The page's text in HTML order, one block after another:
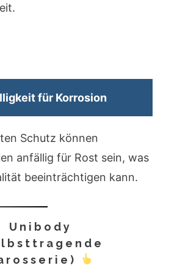
für Korrosion
Schutz können
anfällig für Rost sein, was
beeinträchtigen kann.
Unibody